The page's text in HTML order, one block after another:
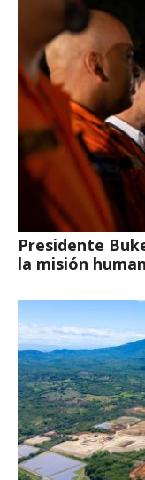
Presidente
la misión